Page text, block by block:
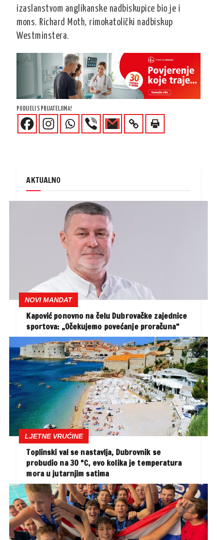
izaslanstvom anglikanske nadbiskupice bio je i
mons. Richard Moth, rimokatolički nadbiskup
Westminstera.
PODIJELI S PRIJATELJIMA!
AKTUALNO
NOVI MANDAT
Kapović ponovno na čelu Dubrovačke zajednice
sportova: „Očekujemo povećanje proračuna“
LJETNE VRUĆINE
Toplinski val se nastavlja, Dubrovnik se
probudio na 30 °C, evo kolika je temperatura
mora u jutarnjim satima